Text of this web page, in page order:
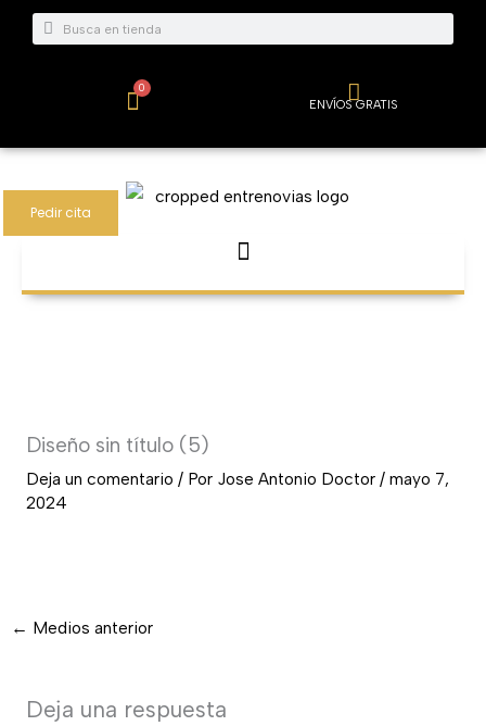
Buscar
Buscar
0
Carrito ENVÍOS GRATIS
Pedir cita
Diseño sin título (5)
Deja un comentario / Por Jose Antonio Doctor / mayo 7,
2024
← Medios anterior
Deja una respuesta